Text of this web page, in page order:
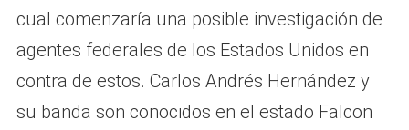
cual comenzaría una posible investigación de
agentes federales de los Estados Unidos en
contra de estos. Carlos Andrés Hernández y
su banda son conocidos en el estado Falcon